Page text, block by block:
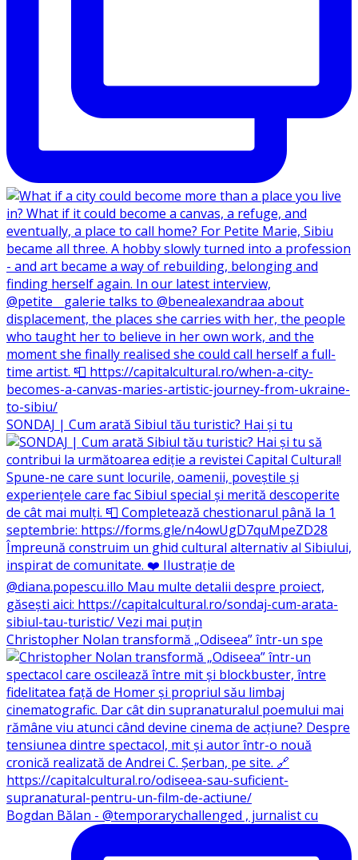
SONDAJ | Cum arată Sibiul tău turistic? Hai și tu
Christopher Nolan transformă „Odiseea” într-un spe
Bogdan Bălan - @temporarychallenged , jurnalist cu